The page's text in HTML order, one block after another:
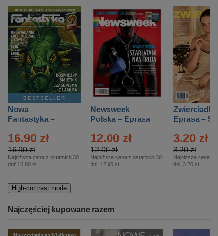
BESTSELLER
Nowa
Fantastyka –
16.90 zł
16.90 zł
Najniższa cena z ostatnich 30
dni: 16.90 zł
Newsweek
Polska – Eprasa
12.00 zł
12.00 zł
Najniższa cena z ostatnich 30
dni: 12.00 zł
Zwierciadło
Eprasa – 5/
3.20 zł
3.20 zł
Najniższa cena z
dni: 3.20 zł
High-contrast mode
Najczęściej kupowane razem